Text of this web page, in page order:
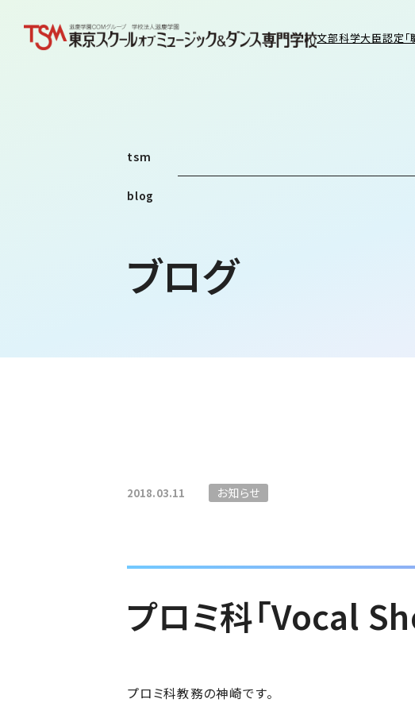
文部科学大臣認定
tsm
blog
ブログ
2018.03.11 お知らせ
プロミ科「Vocal
プロミ科教務の神崎です。